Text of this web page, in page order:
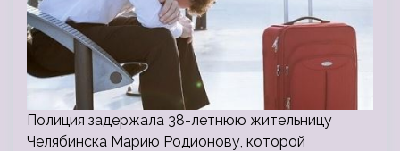
Полиция задержала 38-летнюю жительницу
Челябинска Марию Родионову, которой